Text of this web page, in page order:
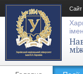
Сайт